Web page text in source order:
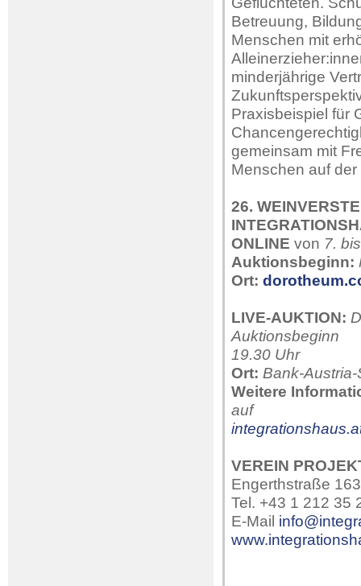
Betreuung,
Menschen mit
minderjährige
Praxisbeispiel für
gemeinsam mit
Menschen auf
26.
ONLINE von 7.
Auktionsbeginn:
Ort:
LIVE-AUKTION:
Auktionsbeginn
19.30 Uhr
Ort: Bank-
Weitere
auf
VEREIN
Engerthstraße
Tel. +43 1 212 35
E-Mail